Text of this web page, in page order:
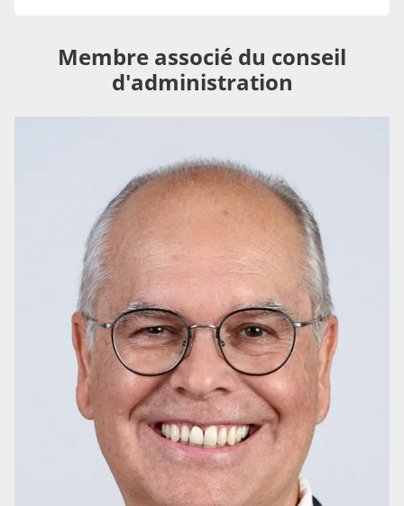
Membre associé du conseil
d'administration